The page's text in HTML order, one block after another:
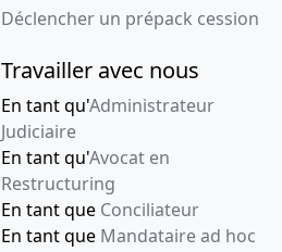
Déclencher un prépack cession
Travailler avec nous
En tant qu'Administrateur
Judiciaire
En tant qu'Avocat en
Restructuring
En tant que Conciliateur
En tant que Mandataire ad hoc